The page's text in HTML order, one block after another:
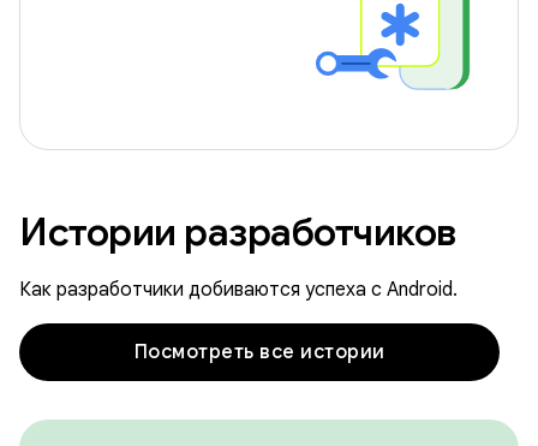
Истории разработчиков
Как разработчики добиваются успеха с Android.
Посмотреть все истории